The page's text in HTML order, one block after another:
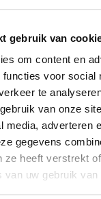
gebruik van
om content en
voor social
te
van onze
media, adverteren
gegevens
ze heeft verstrekt
van uw gebruik
van het ministerie